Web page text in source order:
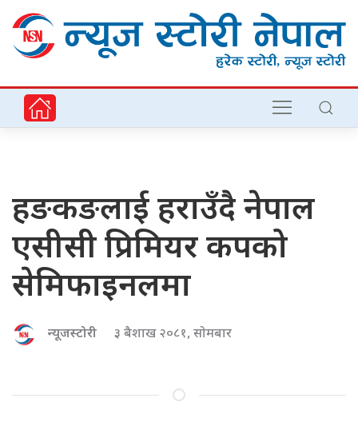
हङकङलाई हराउँदै नेपाल
एसीसी प्रिमियर कपको
सेमिफाइनलमा
न्यूजस्टोरी ३ बैशाख २०८१, सोमबार